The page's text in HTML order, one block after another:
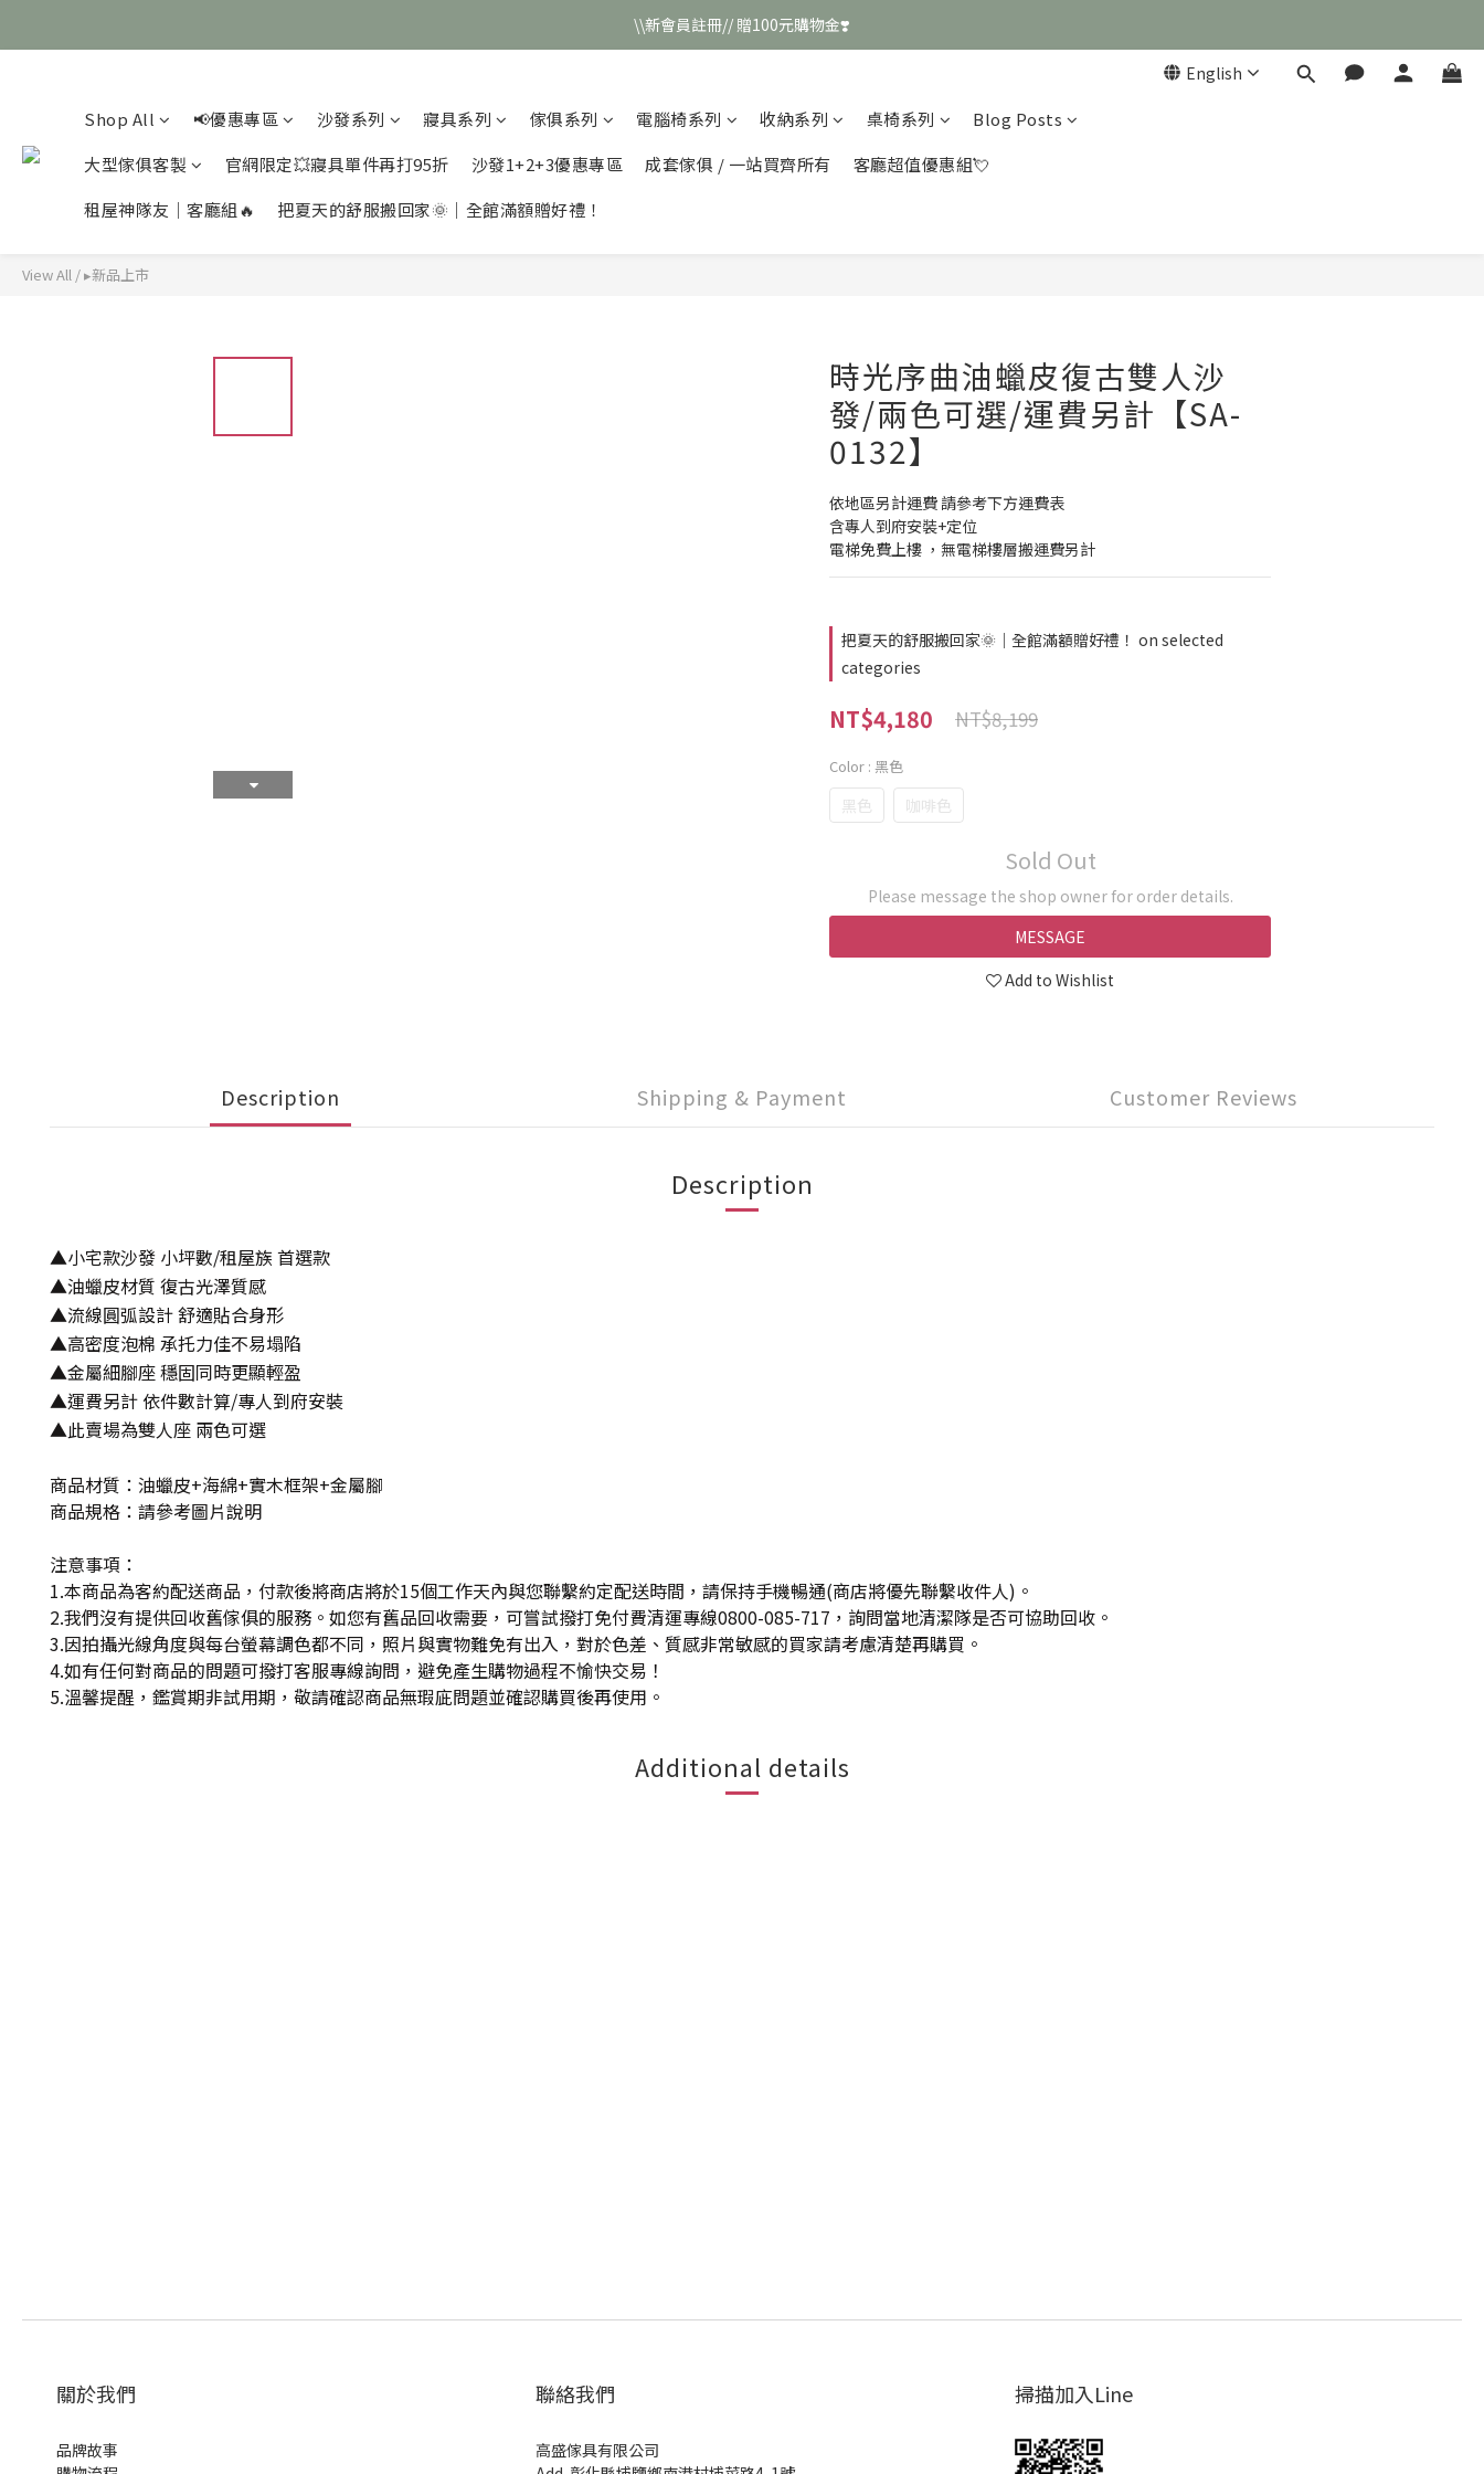
\\新會員註冊// 贈100元購物金❣️
\\新會員註冊// 贈100元購物金❣️
\\新會員註冊// 贈100元購物金❣️
English
Shop All 📢優惠專區 沙發系列 寢具系列 傢俱系列 電腦椅系列 收納系列 桌椅系列
Blog Posts
大型傢俱客製
官網限定💥寢具單件再打95折 沙發1+2+3優惠專區 成套傢俱 / 一站買齊所有
客廳超值優惠組💘
租屋神隊友｜客廳組🔥
把夏天的舒服搬回家🌞｜全館滿額贈好禮！
View All /▸新品上市
時光序曲油蠟皮復古雙人沙
發/兩色可選/運費另計【SA-
0132】
依地區另計運費 請參考下方運費表
含專人到府安裝+定位
電梯免費上樓 ，無電梯樓層搬運費另計
把夏天的舒服搬回家🌞｜全館滿額贈好禮！ on selected
categories
NT$4,180 NT$8,199
Color : 黑色
黑色 咖啡色
Sold Out
Please message the shop owner for order details.
MESSAGE
Add to Wishlist
Description Shipping & Payment Customer Reviews
Description
▲小宅款沙發 小坪數/租屋族 首選款
▲油蠟皮材質 復古光澤質感
▲流線圓弧設計 舒適貼合身形
▲高密度泡棉 承托力佳不易塌陷
▲金屬細腳座 穩固同時更顯輕盈
▲運費另計 依件數計算/專人到府安裝
▲此賣場為雙人座 兩色可選
商品材質：油蠟皮+海綿+實木框架+金屬腳
商品規格：請參考圖片說明
注意事項：
1.本商品為客約配送商品，付款後將商店將於15個工作天內與您聯繫約定配送時間，請保持手機暢通(商店將優先聯繫收件人)。
2.我們沒有提供回收舊傢俱的服務。如您有舊品回收需要，可嘗試撥打免付費清運專線0800-085-717，詢問當地清潔隊是否可協助回收。
3.因拍攝光線角度與每台螢幕調色都不同，照片與實物難免有出入，對於色差、質感非常敏感的買家請考慮清楚再購買。
4.如有任何對商品的問題可撥打客服專線詢問，避免產生購物過程不愉快交易！
5.溫馨提醒，鑑賞期非試用期，敬請確認商品無瑕庛問題並確認購買後再使用。
Additional details
關於我們
品牌故事
聯絡我們
高盛傢具有限公司
掃描加入Line